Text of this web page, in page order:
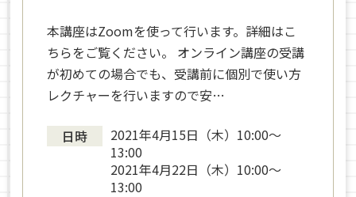
本講座はZoomを使って行います。詳細はこ
ちらをご覧ください。 オンライン講座の受講
が初めての場合でも、受講前に個別で使い方
レクチャーを行いますので安…
日時
2021年4月15日（木）10:00～
13:00
2021年4月22日（木）10:00～
13:00